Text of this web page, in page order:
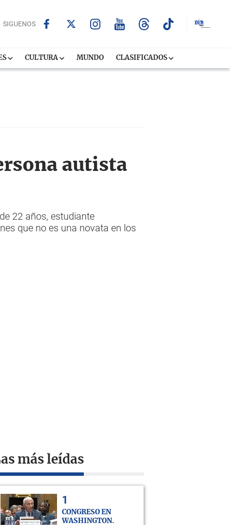
SIGUENOS
CULTURA MUNDO CLASIFICADOS
autista
22 años, estudiante
que no es una novata en los
más leídas
CONGRESO EN
WASHINGTON